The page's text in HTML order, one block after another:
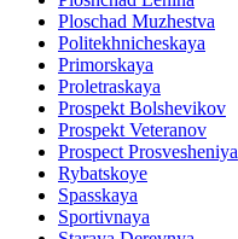
Ploschad Muzhestva
Politekhnicheskaya
Primorskaya
Proletraskaya
Prospekt Bolshevikov
Prospekt Veteranov
Prospect Prosvesheniya
Rybatskoye
Spasskaya
Sportivnaya